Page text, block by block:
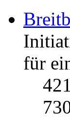
für
421